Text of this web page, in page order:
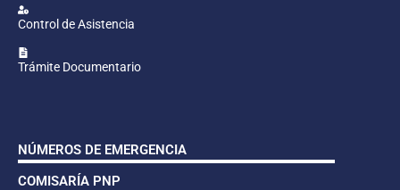
Control de Asistencia
Trámite Documentario
NÚMEROS DE EMERGENCIA
COMISARÍA PNP